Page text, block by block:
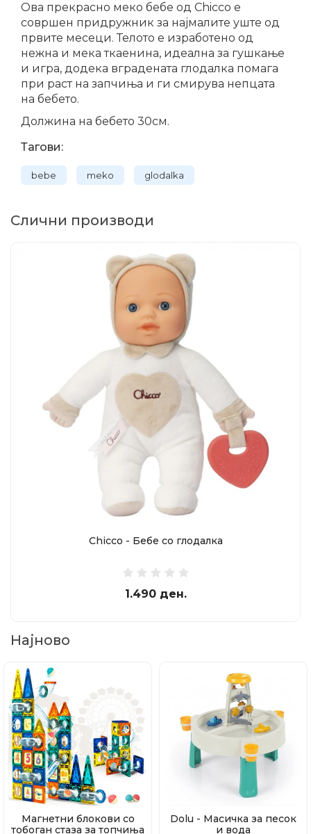
Ова прекрасно меко бебе од Chicco е
совршен придружник за најмалите уште од
првите месеци. Телото е изработено од
нежна и мека ткаенина, идеална за гушкање
и игра, додека вградената глодалка помага
при раст на запчиња и ги смирува непцата
на бебето.
Должина на бебето 30см.
Тагови:
bebe meko glodalka
Слични производи
Chicco - Бебе со глодалка
1.490 ден.
Најново
Магнетни блокови со
тобоган стаза за топчиња
Dolu - Масичка за песок
и вода